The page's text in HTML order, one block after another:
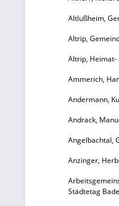
Altlußheim,
Altrip,
Altrip, Heimat-
Ammerich,
Andermann,
Andrack,
Angelbachtal,
Anzinger,
Städtetag